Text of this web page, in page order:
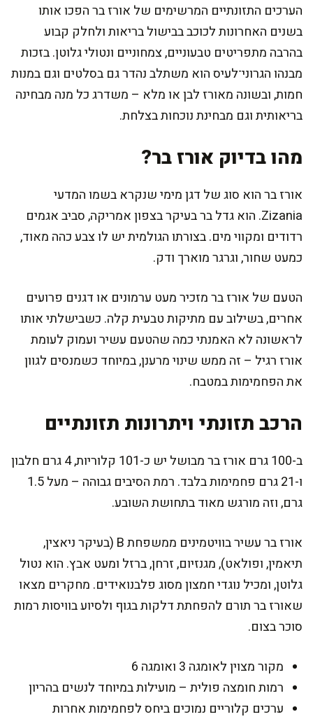
הערכים התזונתיים המרשימים של אורז בר הפכו אותו
בשנים האחרונות לכוכב בבישול בריאות ולחלק קבוע
בהרבה מתפריטים טבעוניים, צמחוניים ונטולי גלוטן. בזכות
מבנהו הגרוני־לעיס הוא משתלב נהדר גם בסלטים וגם במנות
חמות, ובשונה מאורז לבן או מלא – משדרג כל מנה מבחינה
בריאותית וגם מבחינת נוכחות בצלחת.
מהו בדיוק אורז בר?
אורז בר הוא סוג של דגן מימי שנקרא בשמו המדעי
Zizania. הוא גדל בר בעיקר בצפון אמריקה, סביב אגמים
רדודים ומקווי מים. בצורתו הגולמית יש לו צבע כהה מאוד,
כמעט שחור, וגרגר מוארך ודק.
הטעם של אורז בר מזכיר מעט ערמונים או דגנים פרועים
אחרים, בשילוב עם מתיקות טבעית קלה. כשבישלתי אותו
לראשונה לא האמנתי כמה שהטעם עשיר ועמוק לעומת
אורז רגיל – זה ממש שינוי מרענן, במיוחד כשמנסים לגוון
את הפחמימות במטבח.
הרכב תזונתי ויתרונות תזונתיים
ב-100 גרם אורז בר מבושל יש כ-101 קלוריות, 4 גרם חלבון
ו-21 גרם פחמימות בלבד. רמת הסיבים גבוהה – מעל 1.5
גרם, וזה מורגש מאוד בתחושת השובע.
אורז בר עשיר בוויטמינים ממשפחת B (בעיקר ניאצין,
תיאמין, ופולאט), מגנזיום, זרחן, ברזל ומעט אבץ. הוא נטול
גלוטן, ומכיל נוגדי חמצון מסוג פלבנואידים. מחקרים מצאו
שאורז בר תורם להפחתת דלקות בגוף ולסיוע בוויסות רמות
סוכר בצום.
מקור מצוין לאומגה 3 ואומגה 6
רמות חומצה פולית – מועילות במיוחד לנשים בהריון
ערכים קלוריים נמוכים ביחס לפחמימות אחרות